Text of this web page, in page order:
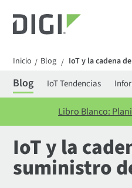
Inicio / Blog / IoT y la cadena
Blog IoT Tendencias
Libro Blanco:
IoT y la
suministro